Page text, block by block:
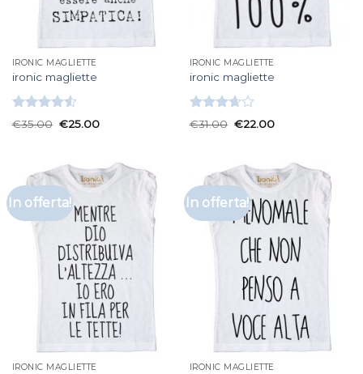
IRONIC MAGLIETTE
ironic magliette
Valutato
€35.00 €25.00
IRONIC MAGLIETTE
ironic magliette
Valutato
€31.00 €22.00
In offerta!
IRONIC MAGLIETTE
In offerta!
IRONIC MAGLIETTE